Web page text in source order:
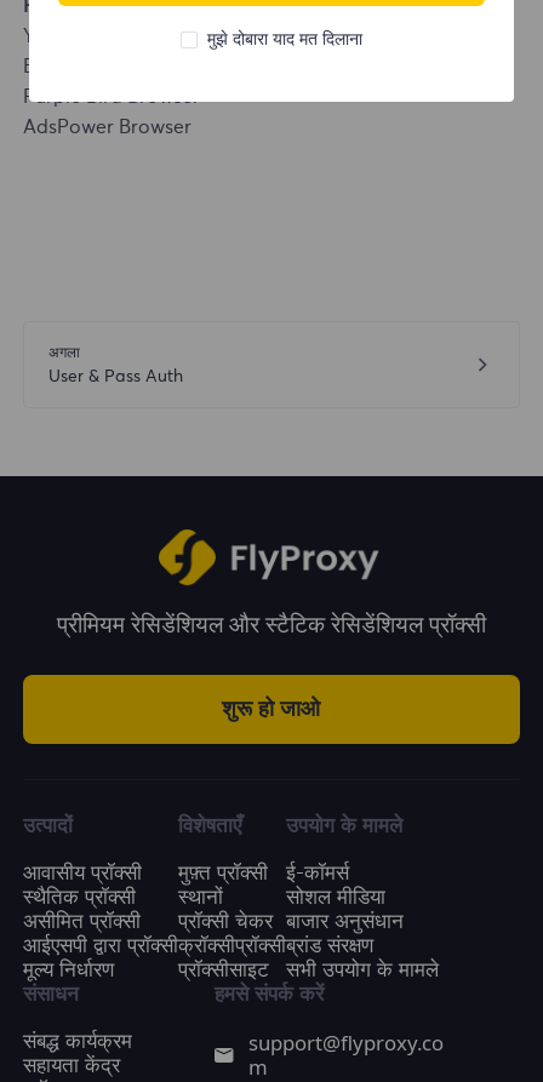
Fingerprint Browser Integration
YangTaoBrowser
Bitbrowser
Purple Bird Browser
AdsPower Browser
अगला
User & Pass Auth
प्रीमियम रेसिडेंशियल और स्टैटिक रेसिडेंशियल प्रॉक्सी
शुरू हो जाओ
उत्पादों
आवासीय प्रॉक्सी
स्थैतिक प्रॉक्सी
असीमित प्रॉक्सी
आईएसपी द्वारा प्रॉक्सी
मूल्य निर्धारण
विशेषताएँ
मुफ़्त प्रॉक्सी
स्थानों
प्रॉक्सी चेकर
क्रॉक्सीप्रॉक्सी
प्रॉक्सीसाइट
उपयोग के मामले
ई-कॉमर्स
सोशल मीडिया
बाजार अनुसंधान
ब्रांड संरक्षण
सभी उपयोग के मामले
संसाधन
संबद्ध कार्यक्रम
सहायता केंद्र
हमसे संपर्क करें
support@flyproxy.co
m
मुझे दोबारा याद मत दिलाना